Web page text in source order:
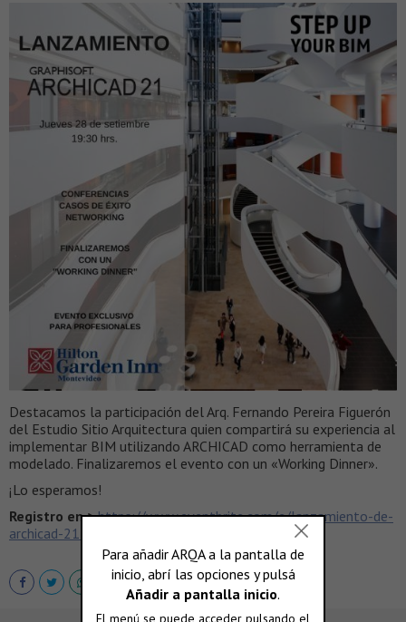
Destacamos la participación del Arq. Fernando Pereira Figuerón
del Estudio Sitio Arquitectura quien compartirá su experiencia al
implementar BIM utilizando ARCHICAD como herramienta de
modelado. Finalizaremos el evento con un «Working Dinner».
¡Lo esperamos!
Registro en > https://www.eventbrite.com/e/lanzamiento-de-
archicad-21-tickets-35754726349